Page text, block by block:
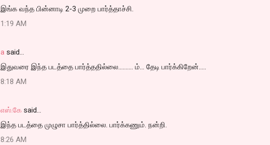
இங்க வந்த பின்னாடி 2-3 முறை பார்த்தாச்சி.
1:19 AM
a said…
இதுவரை இந்த படத்தை பார்த்ததில்லை.......... ம்... தேடி பார்க்கிறேன்.....
8:18 AM
எஸ்.கே said…
இந்த படத்தை முழுசா பார்த்தில்லை. பார்க்கணும். நன்றி.
8:26 AM